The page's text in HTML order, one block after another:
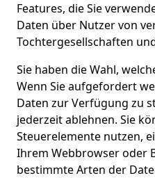
Features, die Sie
Daten über Nutzer von
Tochtergesellschaften
Sie haben die Wahl,
Wenn Sie aufgefordert
Daten zur Verfügung zu
jederzeit ablehnen. Sie
Steuerelemente nutzen,
Ihrem Webbrowser oder
bestimmte Arten der